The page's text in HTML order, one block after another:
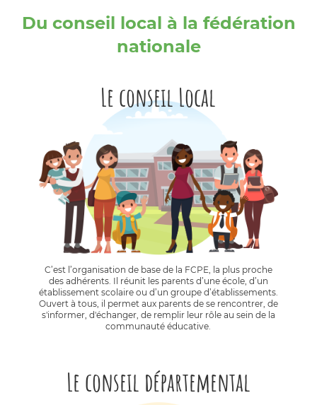
Du conseil local à la fédération
nationale
Le conseil Local
C’est l’organisation de base de la FCPE, la plus proche
des adhérents. Il réunit les parents d’une école, d’un
établissement scolaire ou d’un groupe d’établissements.
Ouvert à tous, il permet aux parents de se rencontrer, de
s'informer, d'échanger, de remplir leur rôle au sein de la
communauté éducative.
Le conseil départemental